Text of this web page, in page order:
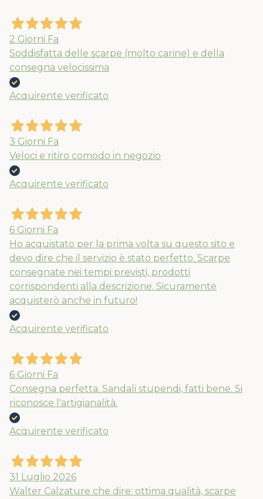
2 Giorni Fa
Soddisfatta delle scarpe (molto carine) e della
consegna velocissima
Acquirente verificato
3 Giorni Fa
Veloci e ritiro comodo in negozio
Acquirente verificato
6 Giorni Fa
Ho acquistato per la prima volta su questo sito e
devo dire che il servizio è stato perfetto. Scarpe
consegnate nei tempi previsti, prodotti
corrispondenti alla descrizione. Sicuramente
acquisterò anche in futuro!
Acquirente verificato
6 Giorni Fa
Consegna perfetta. Sandali stupendi, fatti bene. Si
riconosce l'artigianalità.
Acquirente verificato
31 Luglio 2026
Walter Calzature che dire: ottima qualità, scarpe